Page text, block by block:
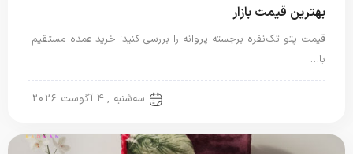
بهترین قیمت بازار
قیمت پتو تک‌نفره برجسته پروانه را بررسی کنید؛ خرید عمده مستقیم
با…
سه‌شنبه , 4 آگوست 2026